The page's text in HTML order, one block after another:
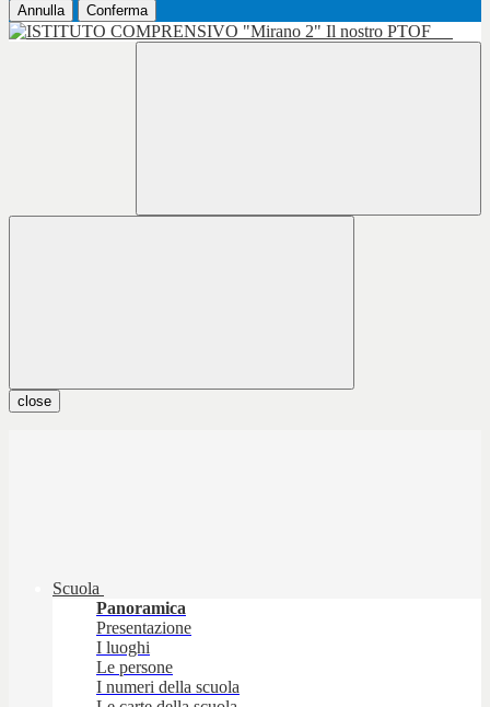
Annulla Conferma
Il nostro PTOF
close
Scuola
Panoramica
Presentazione
I luoghi
Le persone
I numeri della scuola